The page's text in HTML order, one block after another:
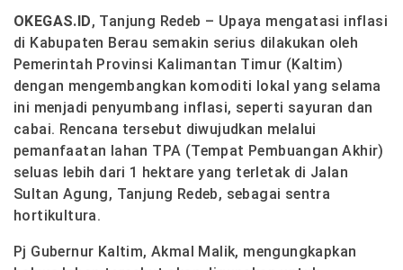
OKEGAS.ID, Tanjung Redeb – Upaya mengatasi inflasi
di Kabupaten Berau semakin serius dilakukan oleh
Pemerintah Provinsi Kalimantan Timur (Kaltim)
dengan mengembangkan komoditi lokal yang selama
ini menjadi penyumbang inflasi, seperti sayuran dan
cabai. Rencana tersebut diwujudkan melalui
pemanfaatan lahan TPA (Tempat Pembuangan Akhir)
seluas lebih dari 1 hektare yang terletak di Jalan
Sultan Agung, Tanjung Redeb, sebagai sentra
hortikultura.
Pj Gubernur Kaltim, Akmal Malik, mengungkapkan